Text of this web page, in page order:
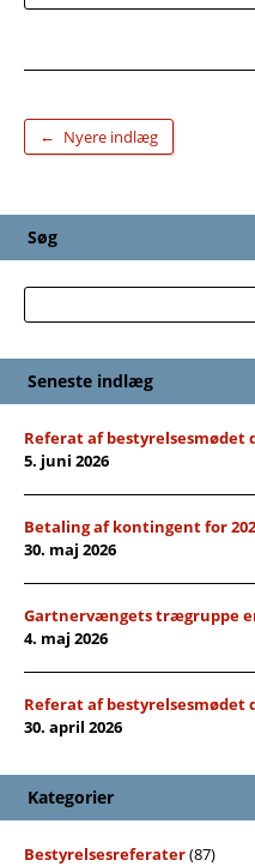
← Nyere indlæg
Søg
Søg
Seneste indlæg
Referat af bestyrelsesmødet
5. juni 2026
Betaling af kontingent for
30. maj 2026
Gartnervængets trægruppe
4. maj 2026
Referat af bestyrelsesmødet
30. april 2026
Kategorier
Bestyrelsesreferater(87)